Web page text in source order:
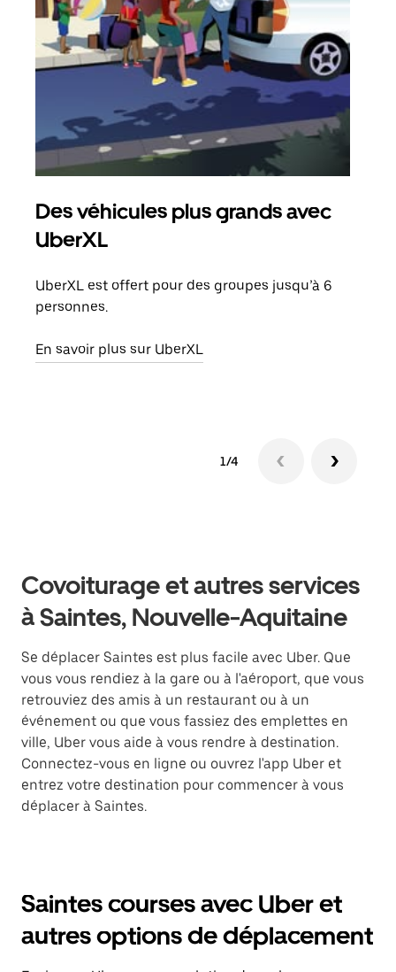
Des véhicules plus grands avec
UberXL
UberXL est offert pour des groupes jusqu’à 6
personnes.
En savoir plus sur UberXL
1/4
Covoiturage et autres services
à Saintes, Nouvelle-Aquitaine
Se déplacer Saintes est plus facile avec Uber. Que
vous vous rendiez à la gare ou à l'aéroport, que vous
retrouviez des amis à un restaurant ou à un
événement ou que vous fassiez des emplettes en
ville, Uber vous aide à vous rendre à destination.
Connectez-vous en ligne ou ouvrez l'app Uber et
entrez votre destination pour commencer à vous
déplacer à Saintes.
Saintes courses avec Uber et
autres options de déplacement